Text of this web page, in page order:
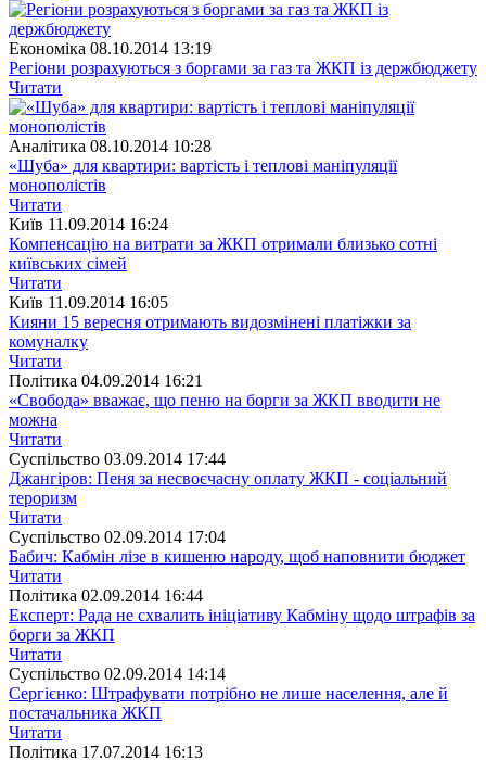
Економіка 08.10.2014 13:19
Регіони розрахуються з боргами за газ та ЖКП із держбюджету
Читати
Аналітика 08.10.2014 10:28
«Шуба» для квартири: вартість і теплові маніпуляції
монополістів
Читати
Київ 11.09.2014 16:24
Компенсацію на витрати за ЖКП отримали близько сотні
київських сімей
Читати
Київ 11.09.2014 16:05
Кияни 15 вересня отримають видозмінені платіжки за
комуналку
Читати
Полiтика 04.09.2014 16:21
«Свобода» вважає, що пеню на борги за ЖКП вводити не
можна
Читати
Суспiльство 03.09.2014 17:44
Джангіров: Пеня за несвоєчасну оплату ЖКП - соціальний
тероризм
Читати
Суспiльство 02.09.2014 17:04
Бабич: Кабмін лізе в кишеню народу, щоб наповнити бюджет
Читати
Полiтика 02.09.2014 16:44
Експерт: Рада не схвалить ініціативу Кабміну щодо штрафів за
борги за ЖКП
Читати
Суспiльство 02.09.2014 14:14
Сергієнко: Штрафувати потрібно не лише населення, але й
постачальника ЖКП
Читати
Полiтика 17.07.2014 16:13